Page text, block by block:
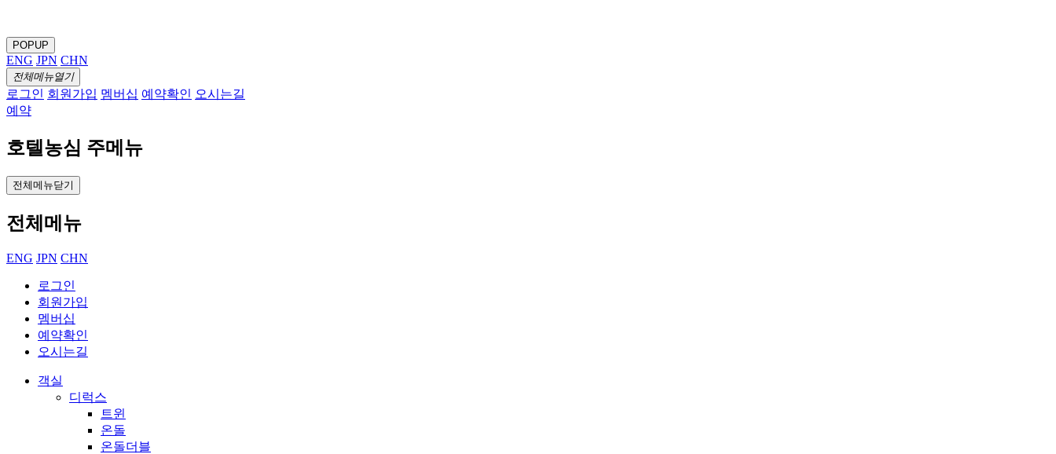
POPUP
ENG JPN CHN
전체메뉴열기
로그인 회원가입 멤버십 예약확인 오시는길
예약
호텔농심 주메뉴
전체메뉴닫기
전체메뉴
ENG JPN CHN
로그인
회원가입
멤버십
예약확인
오시는길
객실
디럭스
트윈
온돌
온돌더블